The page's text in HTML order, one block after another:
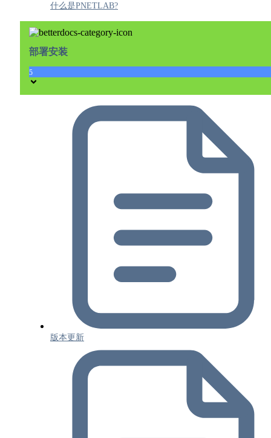
什么是PNETLAB?
部署安装
5
版本更新